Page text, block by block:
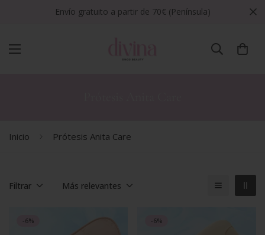
10% de DTO en tu primer pedido al suscribirte AQUÍ
Inicio Prótesis Anita Care
Filtrar Más relevantes
-6% -6%